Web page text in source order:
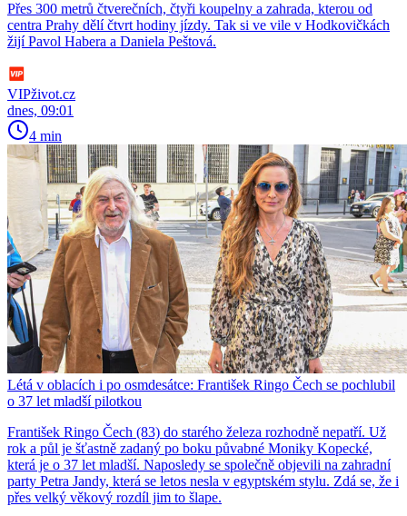
Přes 300 metrů čtverečních, čtyři koupelny a zahrada, kterou od
centra Prahy dělí čtvrt hodiny jízdy. Tak si ve vile v Hodkovičkách
žijí Pavol Habera a Daniela Peštová.
VIPživot.cz
dnes, 09:01
4 min
Létá v oblacích i po osmdesátce: František Ringo Čech se pochlubil
o 37 let mladší pilotkou
František Ringo Čech (83) do starého železa rozhodně nepatří. Už
rok a půl je šťastně zadaný po boku půvabné Moniky Kopecké,
která je o 37 let mladší. Naposledy se společně objevili na zahradní
party Petra Jandy, která se letos nesla v egyptském stylu. Zdá se, že i
přes velký věkový rozdíl jim to šlape.